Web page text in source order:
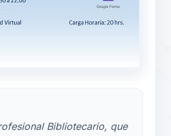
Bibliotecario, que